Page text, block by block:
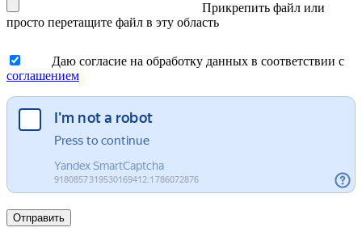
Прикрепить файл или
просто перетащите файл в эту область
Даю согласие на обработку данных в соответствии с
соглашением
Отправить